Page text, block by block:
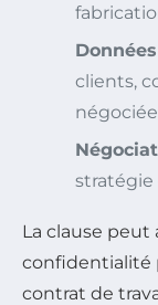
clients,
La clause peut
confidentialité
contrat de